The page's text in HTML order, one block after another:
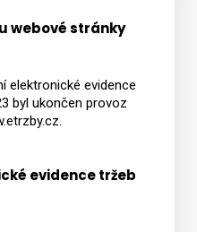
webové stránky
elektronické evidence
byl ukončen provoz
evidence tržeb